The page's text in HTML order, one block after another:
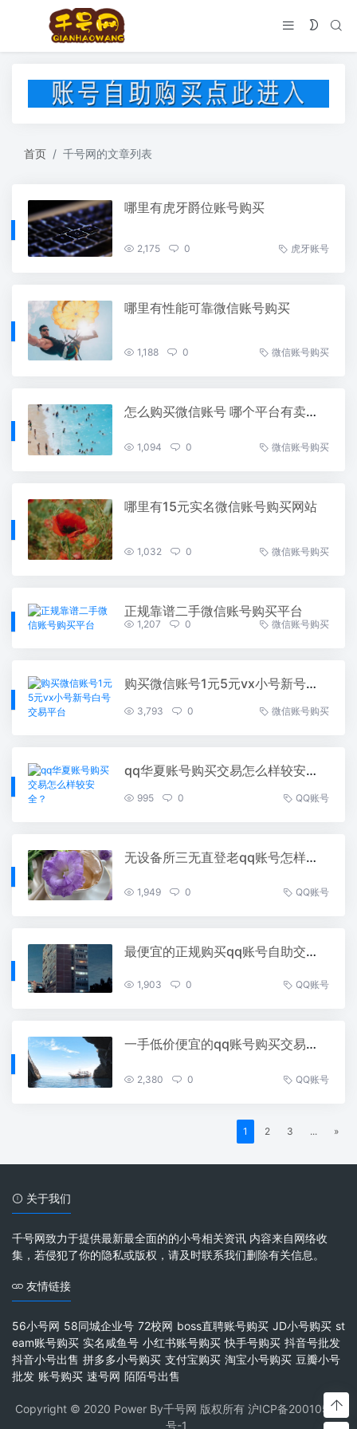
首页 千号网的文章列表
哪里有虎牙爵位账号购买
2,175 0 虎牙账号
哪里有性能可靠微信账号购买
1,188 0 微信账号购买
怎么购买微信账号 哪个平台有卖微信号？
1,094 0 微信账号购买
哪里有15元实名微信账号购买网站
1,032 0 微信账号购买
正规靠谱二手微信账号购买平台
1,207 0 微信账号购买
购买微信账号1元5元vx小号新号白号交易平台
3,793 0 微信账号购买
qq华夏账号购买交易怎么样较安全？
995 0 QQ账号
无设备所三无直登老qq账号怎样购买
1,949 0 QQ账号
最便宜的正规购买qq账号自助交易平台
1,903 0 QQ账号
一手低价便宜的qq账号购买交易自动发卡网
2,380 0 QQ账号
1 2 3 ... »
关于我们
千号网致力于提供最新最全面的的小号相关资讯 内容来自网络收
集，若侵犯了你的隐私或版权，请及时联系我们删除有关信息。
友情链接
56小号网 58同城企业号 72校网 boss直聘账号购买 JD小号购买 st
eam账号购买 实名咸鱼号 小红书账号购买 快手号购买 抖音号批发
抖音小号出售 拼多多小号购买 支付宝购买 淘宝小号购买 豆瓣小号
批发 账号购买 速号网 陌陌号出售
Copyright © 2020 Power By千号网 版权所有 沪ICP备20010537
号-1